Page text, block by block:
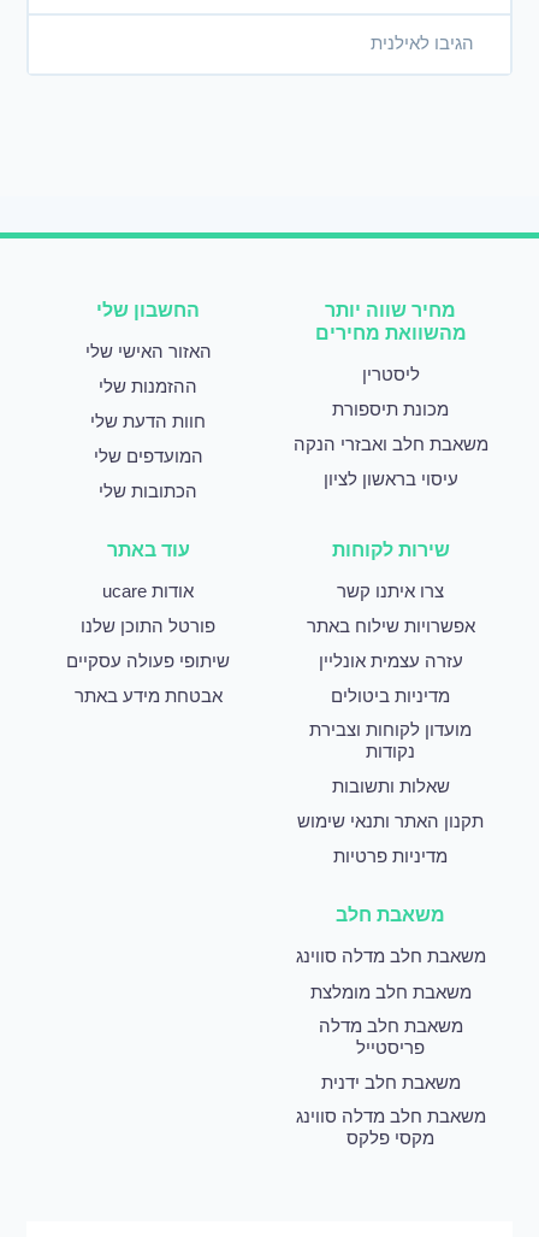
מחיר שווה יותר
מהשוואת מחירים
ליסטרין
מכונת תיספורת
משאבת חלב ואבזרי הנקה
עיסוי בראשון לציון
החשבון שלי
האזור האישי שלי
ההזמנות שלי
חוות הדעת שלי
המועדפים שלי
הכתובות שלי
שירות לקוחות
צרו איתנו קשר
אפשרויות שילוח באתר
עזרה עצמית אונליין
מדיניות ביטולים
מועדון לקוחות וצבירת
נקודות
שאלות ותשובות
תקנון האתר ותנאי שימוש
מדיניות פרטיות
עוד באתר
אודות ucare
פורטל התוכן שלנו
שיתופי פעולה עסקיים
אבטחת מידע באתר
משאבת חלב
משאבת חלב מדלה סווינג
משאבת חלב מומלצת
משאבת חלב מדלה
פריסטייל
משאבת חלב ידנית
משאבת חלב מדלה סווינג
מקסי פלקס